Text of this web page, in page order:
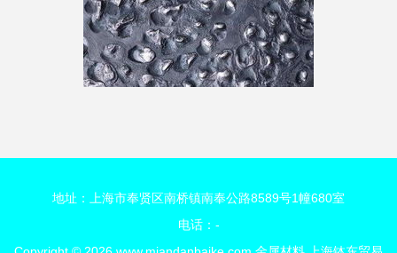
地址：上海市奉贤区南桥镇南奉公路8589号1幢680室
电话：-